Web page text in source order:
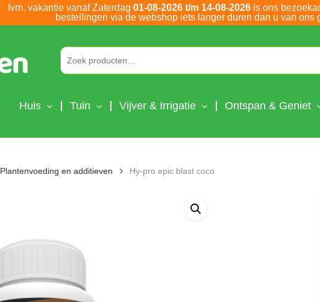
Ivm. vakantie vanaf Zaterdag 01-08-2026 t/m 14-08-2026is ons
bestellingen via de webshop iets langer duren dan u van ons
Huis Tuin Vijver & Irrigatie Ontspan & Geniet
Plantenvoeding en additieven Hy-pro epic blast coco